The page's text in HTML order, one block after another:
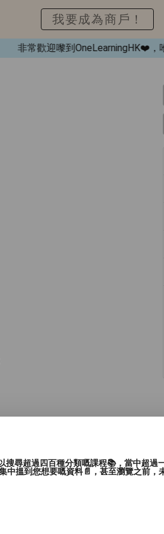
非常歡迎嚟到OneLearningHK❤️，喺
我要成為商戶！
尋超過四百種分類嘅課程📚，當中超過
中搵到您想要嘅資料📄，甚至瀏覽之前，